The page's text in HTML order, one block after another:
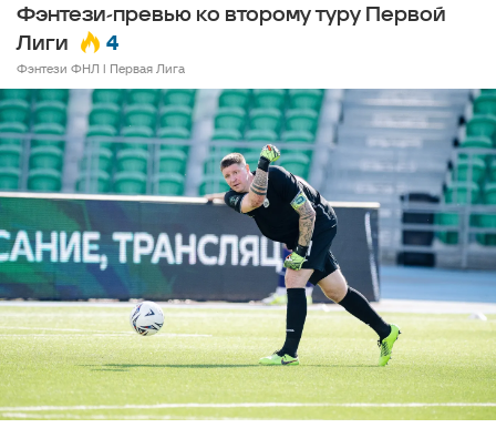
Фэнтези-превью ко второму туру Первой
Лиги
4
Фэнтези ФНЛ l Первая Лига